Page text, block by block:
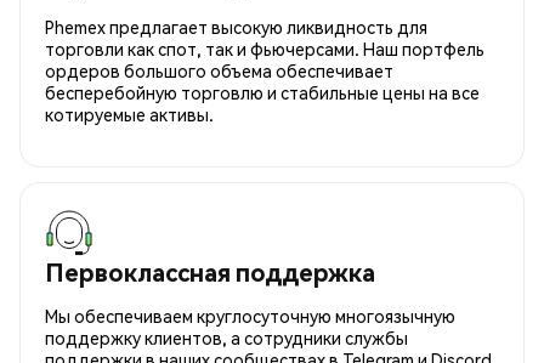
Phemex предлагает высокую ликвидность для
торговли как спот, так и фьючерсами. Наш портфель
ордеров большого объема обеспечивает
бесперебойную торговлю и стабильные цены на все
котируемые активы.
Первоклассная поддержка
Мы обеспечиваем круглосуточную многоязычную
поддержку клиентов, а сотрудники службы